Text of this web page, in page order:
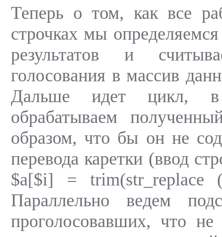
Теперь о том, как все
строчках мы
результатов и
голосования в массив
Дальше идет цикл,
обрабатываем
образом, что бы он не
перевода каретки (ввод
$a[$i] =
Параллельно ведем
проголосовавших, что